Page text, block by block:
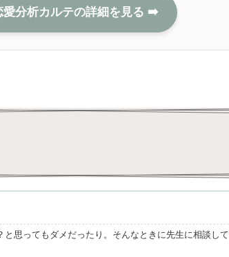
愛分析カルテの詳細を見る ➡️
思ってもダメだったり。そんなときに先生に相談し